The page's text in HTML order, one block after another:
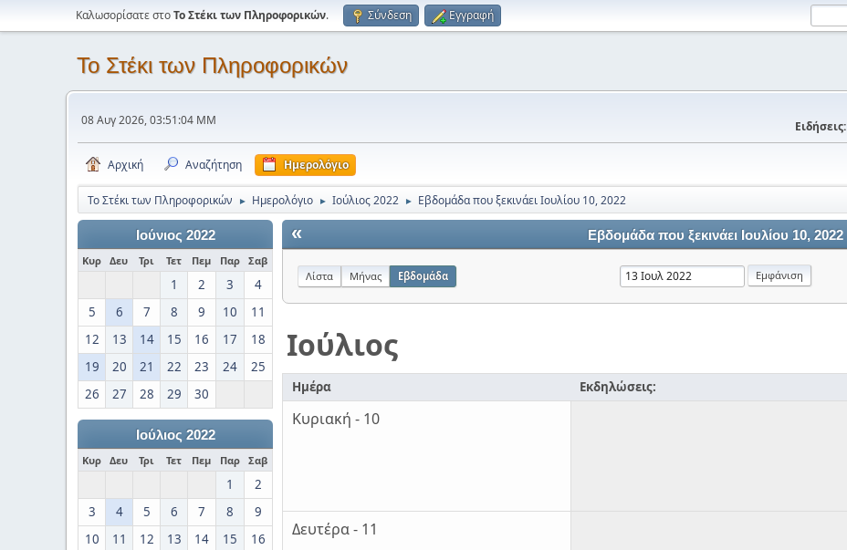
Καλωσορίσατε στοΤο Στέκι των Πληροφορικών. Σύνδεση Εγγραφή
Το Στέκι των Πληροφορικών
08 Αυγ 2026, 03:51:04 ΜΜ Ειδήσεις:
Αρχική Αναζήτηση Ημερολόγιο
Το Στέκι των Πληροφορικών ► Ημερολόγιο ► Ιούλιος 2022 ► Εβδομάδα που ξεκινάει Ιουλίου 10, 2022
Ιούνιος 2022
Κυρ Δευ Τρι Τετ Πεμ Παρ Σαβ
1 2 3
4
5
6 7 8 9 10
11
12
13 14 15 16 17
18
19
20 21 22 23 24
25
26
27 28 29 30
Ιούλιος 2022
Κυρ Δευ Τρι Τετ Πεμ Παρ Σαβ
1
2
3
4 5 6 7 8
9
10
11 12 13 14 15
16
« Εβδομάδα που ξεκινάει Ιουλίου 10, 2022
Λίστα Μήνας Εβδομάδα
Ιούλιος
Ημέρα Εκδηλώσεις:
Κυριακή - 10
Δευτέρα - 11